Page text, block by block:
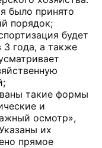
было принято
порядок;
будет
3 года, а также
такие формы
и
осмотр»,
их
прямое